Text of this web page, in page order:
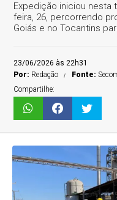
Expedição iniciou nesta
feira, 26, percorrendo
Goiás e no Tocantins
23/06/2026 às 22h31
Por: Redação Fonte:
Compartilhe: